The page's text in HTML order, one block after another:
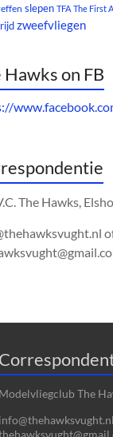
slepen TFA The First
zweefvliegen
Hawks on FB
The Hawks,
The